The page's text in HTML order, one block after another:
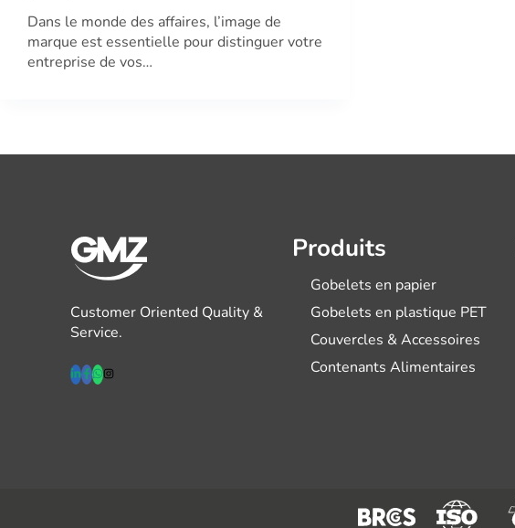
Dans le monde des affaires, l’image de
marque est essentielle pour distinguer votre
entreprise de vos…
Customer Oriented Quality &
Service.
Produits
Gobelets en papier
Gobelets en plastique PET
Couvercles & Accessoires
Contenants Alimentaires